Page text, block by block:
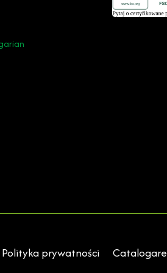
Polityka prywatności Catalogare